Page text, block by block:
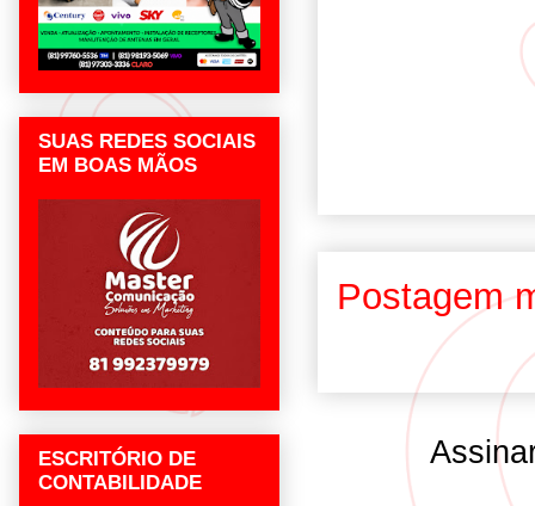
Postagem
SUAS REDES SOCIAIS
EM BOAS MÃOS
ESCRITÓRIO DE
CONTABILIDADE